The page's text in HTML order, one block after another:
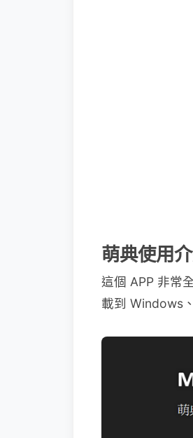
萌典使用介
這個 APP 非常
載到 Windows